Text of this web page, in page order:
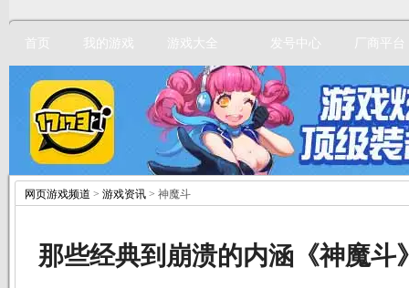
首页 我的游戏 游戏大全 发号中心 厂商平台
网页游戏频道 > 游戏资讯 > 神魔斗
那些经典到崩溃的内涵《神魔斗
立即注册